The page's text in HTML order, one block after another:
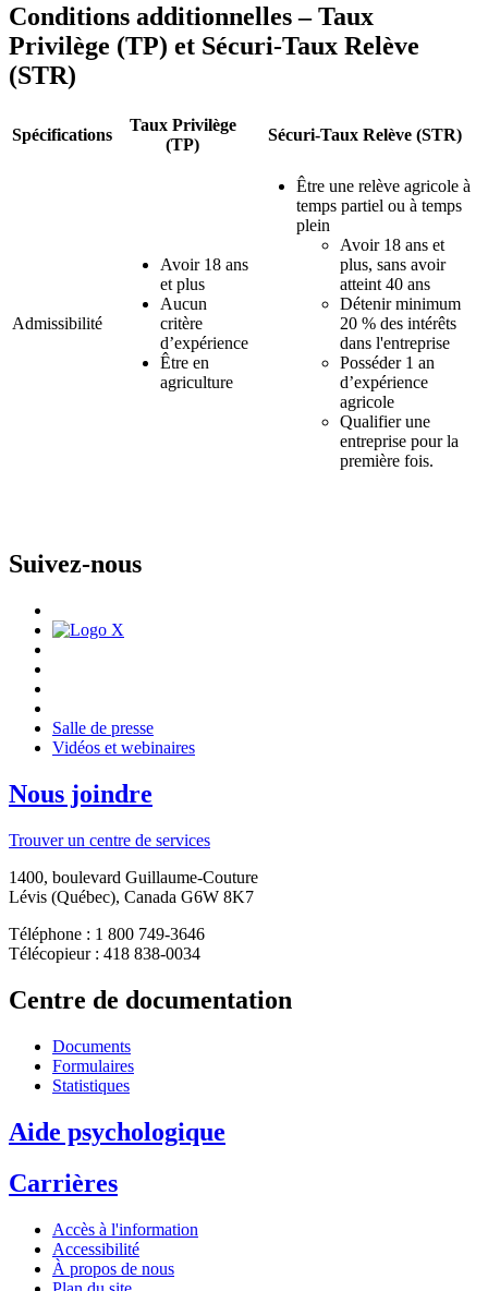
Conditions additionnelles – Taux
Privilège (TP) et Sécuri-Taux Relève
(STR)
Spécifications
Taux Privilège
(TP)
Sécuri-Taux Relève (STR)
Admissibilité
Avoir 18 ans
et plus
Aucun
critère
d’expérience
Être en
agriculture
Être une relève agricole à
temps partiel ou à temps
plein
Avoir 18 ans et
plus, sans avoir
atteint 40 ans
Détenir minimum
20 % des intérêts
dans l'entreprise
Posséder 1 an
d’expérience
agricole
Qualifier une
entreprise pour la
première fois.
Suivez-nous
Salle de presse
Vidéos et webinaires
Nous joindre
Trouver un centre de services
1400, boulevard Guillaume-Couture
Lévis (Québec), Canada G6W 8K7
Téléphone : 1 800 749-3646
Télécopieur : 418 838-0034
Centre de documentation
Documents
Formulaires
Statistiques
Aide psychologique
Carrières
Accès à l'information
Accessibilité
À propos de nous